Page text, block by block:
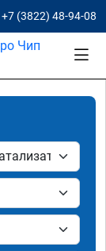
+7 (3822) 48-94-08